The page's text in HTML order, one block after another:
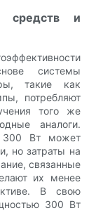
средств и
системы
такие как
потребляют
того же
аналоги.
300 Вт может
но затраты на
связанные
их менее
В свою
300 Вт